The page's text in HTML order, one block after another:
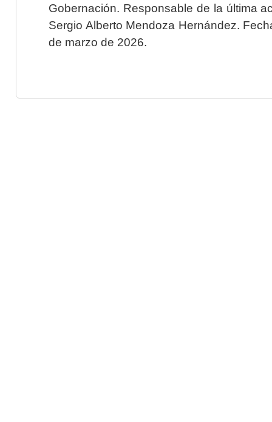
Gobernación. Responsable de la última
Sergio Alberto Mendoza Hernández.
de marzo de 2026.